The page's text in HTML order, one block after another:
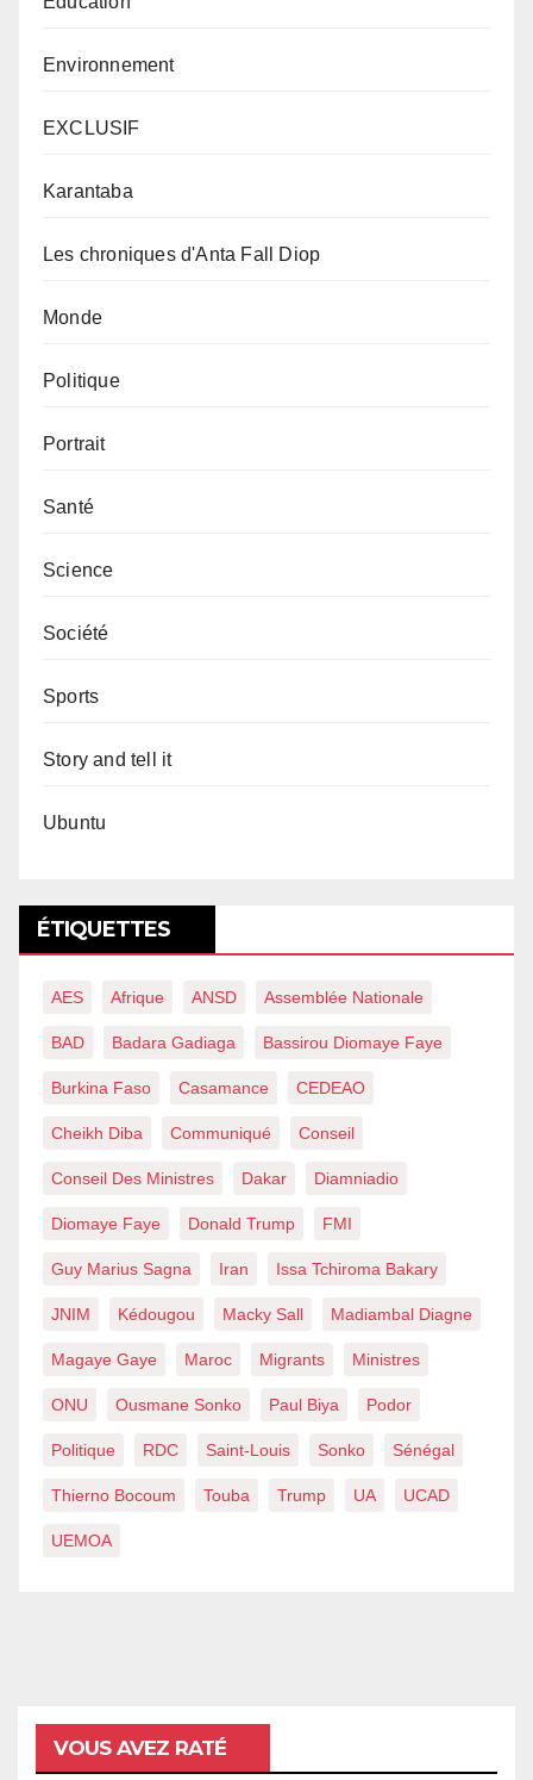
Environnement
EXCLUSIF
Karantaba
Les chroniques d'Anta Fall Diop
Monde
Politique
Portrait
Santé
Science
Société
Sports
Story and tell it
Ubuntu
ÉTIQUETTES
AES Afrique ANSD Assemblée Nationale
BAD Badara Gadiaga Bassirou Diomaye Faye
Burkina Faso Casamance CEDEAO
Cheikh Diba Communiqué Conseil
Conseil Des Ministres Dakar Diamniadio
Diomaye Faye Donald Trump FMI
Guy Marius Sagna Iran Issa Tchiroma Bakary
JNIM Kédougou Macky Sall Madiambal Diagne
Magaye Gaye Maroc Migrants Ministres
ONU Ousmane Sonko Paul Biya Podor
Politique RDC Saint-Louis Sonko Sénégal
Thierno Bocoum Touba Trump UA UCAD
UEMOA
VOUS AVEZ RATÉ